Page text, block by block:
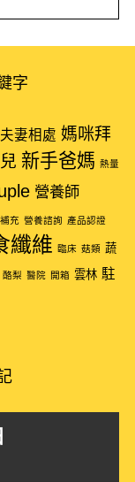
字
夫妻相處 媽咪拜
新手爸媽 熱量
營養師
充 營養諮詢 產品認證
纖維 臨床 菇類 蔬
酪梨 醫院 開箱 雲林 駐